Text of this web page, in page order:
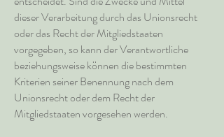
dieser Verarbeitung durch das Unionsrecht
oder das Recht der Mitgliedstaaten
vorgegeben, so kann der Verantwortliche
beziehungsweise können die bestimmten
Kriterien seiner Benennung nach dem
Unionsrecht oder dem Recht der
Mitgliedstaaten vorgesehen werden.